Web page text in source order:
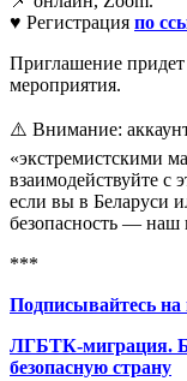
♥️ Регистрация по
Приглашение
мероприятия.
⚠️ Внимание:
«экстремистскими
взаимодействуйте с
если вы в Беларуси
безопасность — наш
***
Подписывайтесь
ЛГБТК-миграция.
безопасную страну